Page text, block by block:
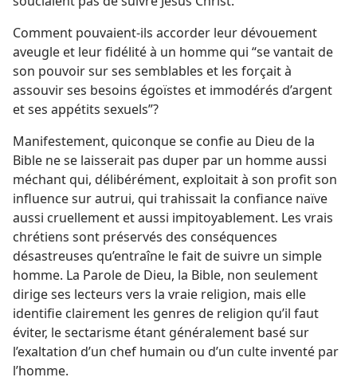
Comment pouvaient-​ils accorder leur dévouement
aveugle et leur fidélité à un homme qui “se vantait de
son pouvoir sur ses semblables et les forçait à
assouvir ses besoins égoïstes et immodérés d’argent
et ses appétits sexuels”?
Manifestement, quiconque se confie au Dieu de la
Bible ne se laisserait pas duper par un homme aussi
méchant qui, délibérément, exploitait à son profit son
influence sur autrui, qui trahissait la confiance naïve
aussi cruellement et aussi impitoyablement. Les vrais
chrétiens sont préservés des conséquences
désastreuses qu’entraîne le fait de suivre un simple
homme. La Parole de Dieu, la Bible, non seulement
dirige ses lecteurs vers la vraie religion, mais elle
identifie clairement les genres de religion qu’il faut
éviter, le sectarisme étant généralement basé sur
l’exaltation d’un chef humain ou d’un culte inventé par
l’homme.